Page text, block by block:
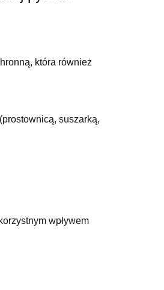
która również
suszarką,
wpływem